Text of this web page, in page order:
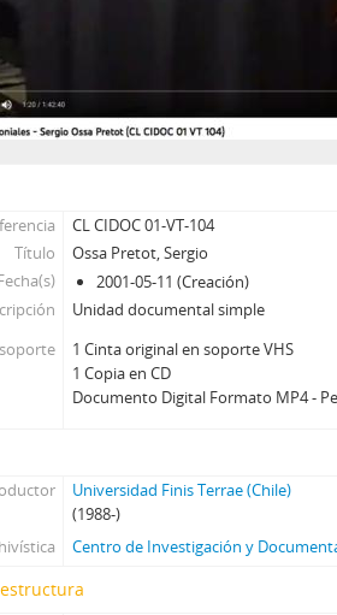
CL CIDOC 01-VT-104
Título
Ossa Pretot, Sergio
2001-05-11 (Creación)
Unidad documental simple
1 Cinta original en soporte VHS
1 Copia en CD
Documento Digital Formato MP4 -
Universidad Finis Terrae (Chile)
(1988-)
Centro de Investigación y